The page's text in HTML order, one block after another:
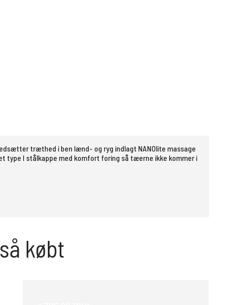
træthed i ben lænd- og ryg indlagt NANOlite massage
type I stålkappe med komfort foring så tæerne ikke kommer i
købt